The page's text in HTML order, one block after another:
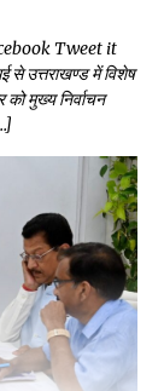
Tweet it
से उत्तराखण्ड में विशेष
को मुख्य निर्वाचन